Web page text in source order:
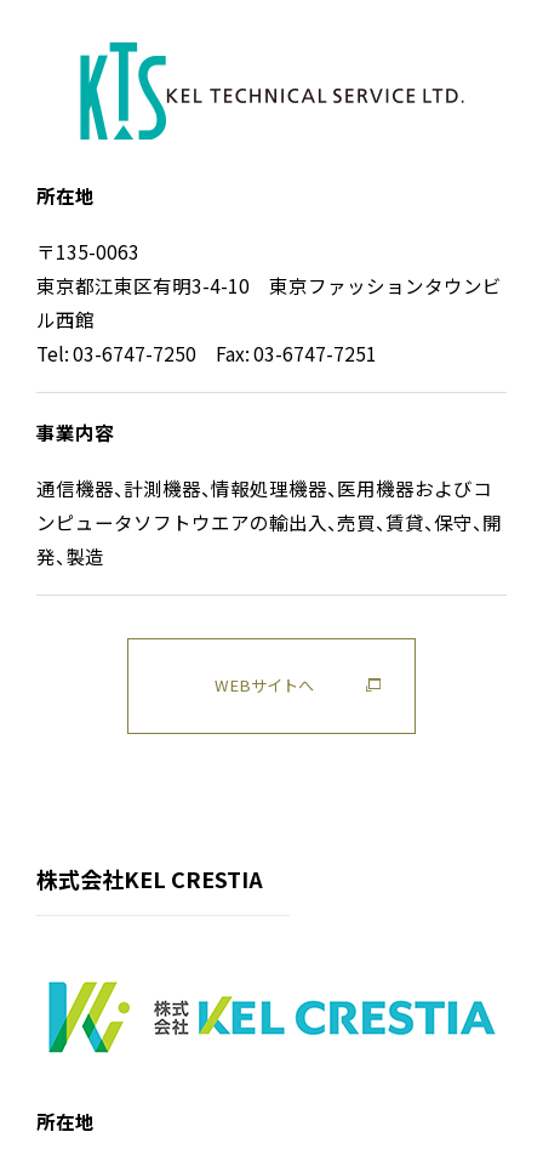
所在地
〒135-0063
東京都江東区有明3-4-10 東京ファッションタウンビ
ル西館
Tel: 03-6747-7250 Fax: 03-6747-7251
事業内容
通信機器、計測機器、情報処理機器、医用機器およびコ
ンピュータソフトウエアの輸出入、売買、賃貸、保守、開
発、製造
WEBサイトへ
株式会社KEL CRESTIA
所在地